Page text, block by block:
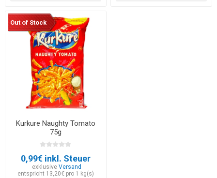
Out of Stock
Kurkure Naughty Tomato
75g
0,99€ inkl. Steuer
exklusiveVersand
entspricht 13,20€ pro 1 kg(s)